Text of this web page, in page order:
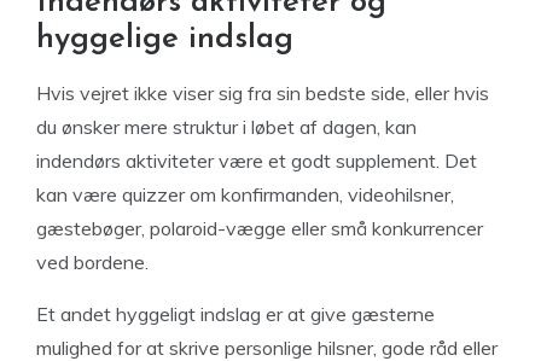
hyggelige indslag
Hvis vejret ikke viser sig fra sin bedste side, eller hvis
du ønsker mere struktur i løbet af dagen, kan
indendørs aktiviteter være et godt supplement. Det
kan være quizzer om konfirmanden, videohilsner,
gæstebøger, polaroid-vægge eller små konkurrencer
ved bordene.
Et andet hyggeligt indslag er at give gæsterne
mulighed for at skrive personlige hilsner, gode råd eller